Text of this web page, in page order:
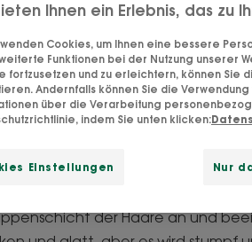
schützen Sie
bis zum Glätteisen – die
Mit Hitze wird dem Haar
im Haar kurz geöffnet
erarbeitete Form
der Haare an und
Ihnen ein Erlebnis, das zu
Cookies, um Ihnen eine bessere
Funktionen bei der Nutzung unserer
fortzusetzen und zu erleichtern, können Sie
Andernfalls können Sie die
über die Verarbeitung
indem Sie unten klicken:
Einstellungen Nur